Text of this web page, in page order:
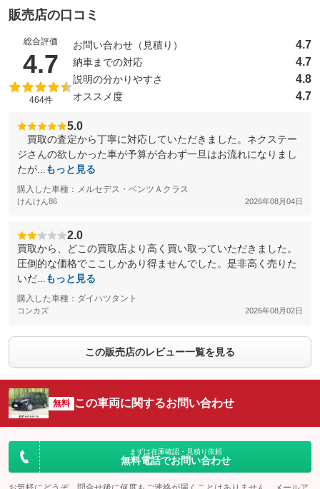
販売店の口コミ
総合評価
4.7 （5点満点中）
464件
お問い合わせ（見積り） 4.7
納車までの対応 4.7
説明の分かりやすさ 4.8
オススメ度 4.7
5.0
買取の査定から丁寧に対応していただきました。ネクステー
ジさんの欲しかった車が予算が合わず一旦はお流れになりまし
たが...
もっと見る
購入した車種：メルセデス・ベンツＡクラス
けんけん86 2026年08月04日
2.0
買取から、どこの買取店より高く買い取っていただきました。
圧倒的な価格でここしかあり得ませんでした。是非高く売りた
いだ...
もっと見る
購入した車種：ダイハツタント
コンカズ 2026年08月02日
この販売店のレビュー一覧を見る
無料 この車両に関するお問い合わせ
まずは在庫確認・見積り依頼
無料電話でお問い合わせ